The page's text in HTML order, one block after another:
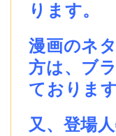
ります。
漫画のネ
方は、ブ
ております
又、登場